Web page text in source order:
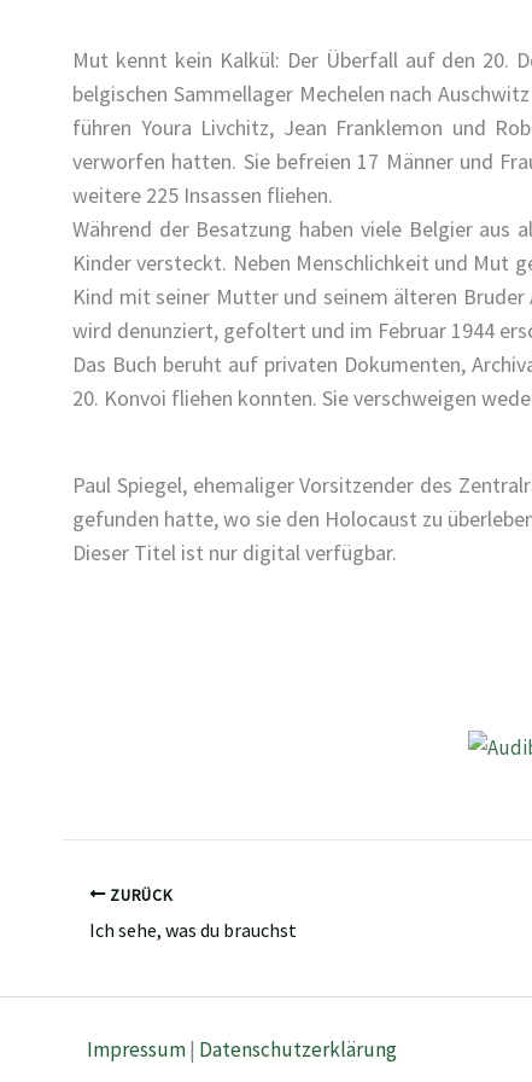
Mut kennt kein Kalkül: Der Überfall auf den 20.
belgischen Sammellager Mechelen nach
führen Youra Livchitz, Jean Franklemon und
verworfen hatten. Sie befreien 17 Männer und
weitere 225 Insassen fliehen.
Während der Besatzung haben viele Belgier
Kinder versteckt. Neben Menschlichkeit und Mut
Kind mit seiner Mutter und seinem älteren
wird denunziert, gefoltert und im Februar 1944
Das Buch beruht auf privaten Dokumenten,
20. Konvoi fliehen konnten. Sie verschweigen
Paul Spiegel, ehemaliger Vorsitzender des
gefunden hatte, wo sie den Holocaust zu
Dieser Titel ist nur digital verfügbar.
ZURÜCK
Ich sehe, was du brauchst
Impressum| Datenschutzerklärung